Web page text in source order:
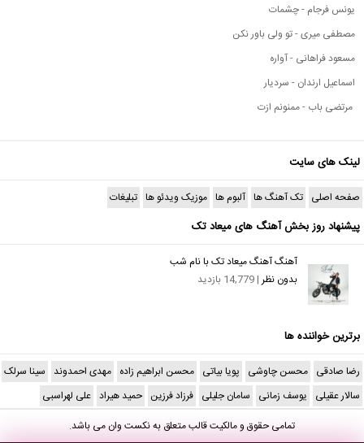
یونس فرجام - چشمات
مصطفی میری - تو ولی باور نکن
مسعود فراهانی - آواره
اسماعیل ارندان - سردیار
مرتضی باب - ممنونم ازت
لینک های سایت
صفحه اصلی تک آهنگ ها آلبوم ها موزیک ویدئو ها تبلیغات
پیشنهاد روز بخش آهنگ های میعاد تک
آهنگ آهنگ میعاد تک با نام شب
بدون نظر | 14,779 بازدید
برترین خواننده ها
رضا صادقی محسن چاوشی پویا بیاتی محسن ابراهیم زاده مهدی احمدوند سینا سرلک
سالار عقیلی یوسف زمانی سامان جلیلی فرزاد فرزین حمید هیراد علی لهراسبی
تمامی حقوق و مالکیت قالب متعلق بهنکست وانمی باشد.